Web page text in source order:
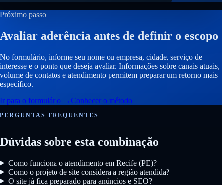
Próximo passo
Avaliar aderência antes de definir o escopo
No formulário, informe seu nome ou empresa, cidade, serviço de
interesse e o ponto que deseja avaliar. Informações sobre canais atuais,
volume de contatos e atendimento permitem preparar um retorno mais
específico.
Ir para o formulário →Conhecer o método
PERGUNTAS FREQUENTES
Dúvidas sobre esta combinação
Como funciona o atendimento em Recife (PE)?
Como o projeto de site considera a região atendida?
O site já fica preparado para anúncios e SEO?